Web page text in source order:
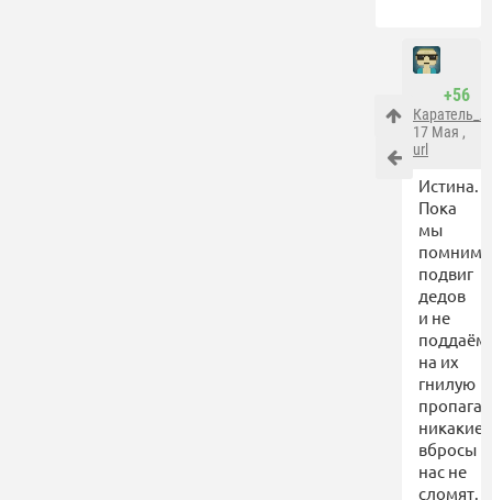
+56
17 Мая ,
url
Истина.
Пока
мы
помним
подвиг
дедов
и не
на их
гнилую
никакие
вбросы
нас не
сломят.